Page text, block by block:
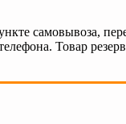
самовывоза,
Товар